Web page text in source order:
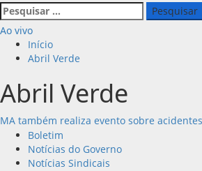
Pesquisar
por:
Ao vivo
Início
Abril Verde
Abril Verde
MA também realiza evento sobre
Boletim
Notícias do Governo
Notícias Sindicais